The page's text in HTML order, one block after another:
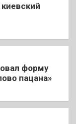
форму
пацана»